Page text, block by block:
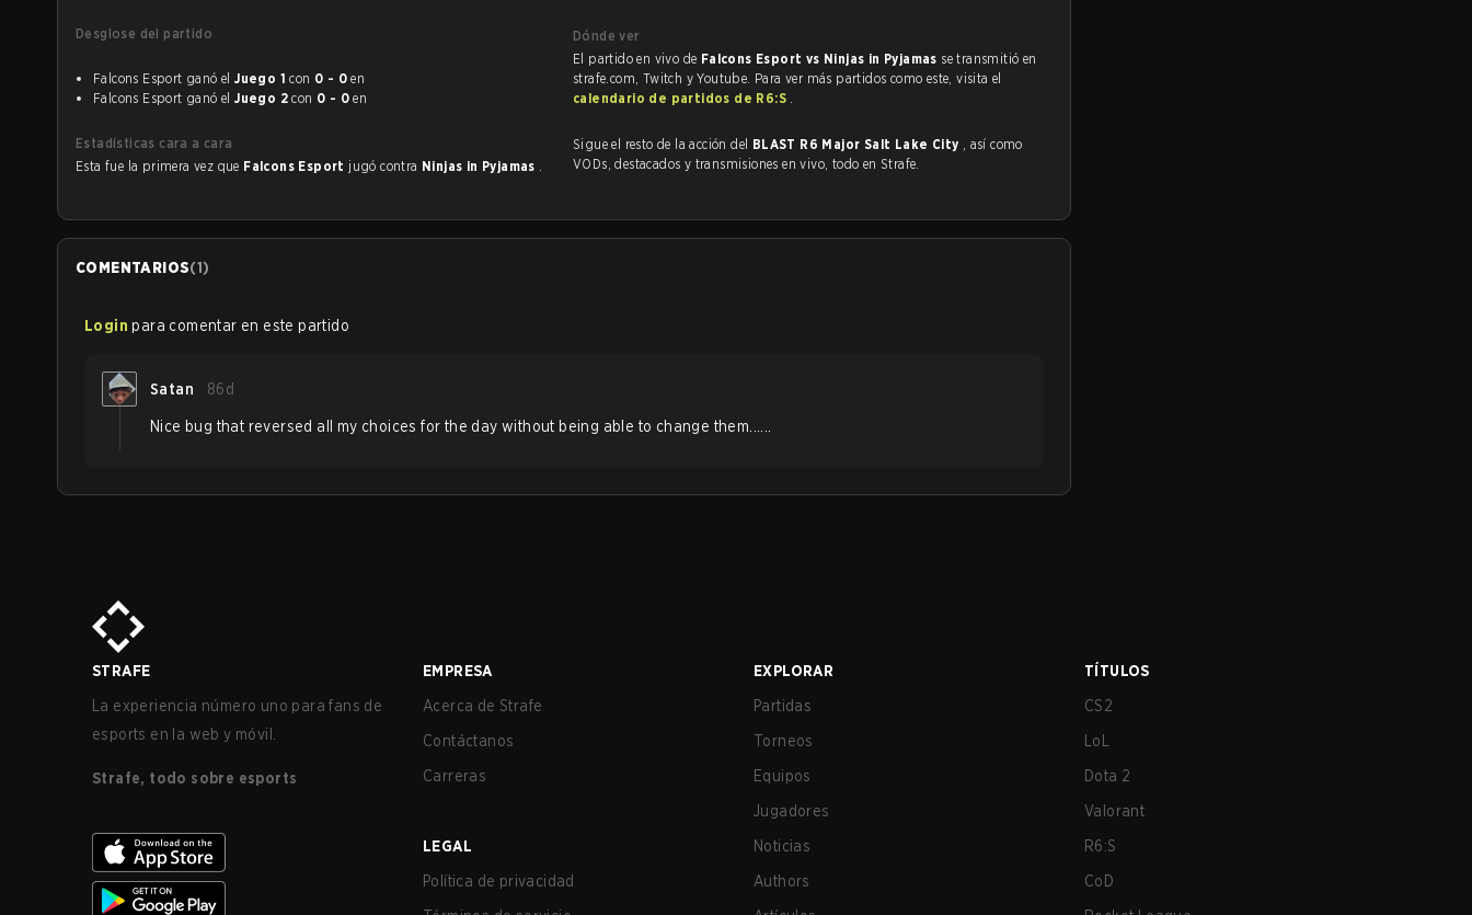
Desglose del partido
Falcons Esport ganó elJuego 1 con 0 - 0 en
Falcons Esport ganó elJuego 2 con 0 - 0 en
Estadísticas cara a cara
Esta fue la primera vez que Falcons Esport jugó contra Ninjas in Pyjamas .
Dónde ver
El partido en vivo de Falcons Esport vs Ninjas in Pyjamas se transmitió en
strafe.com, Twitch y Youtube. Para ver más partidos como este, visita el
calendario de partidos de R6:S .
Sigue el resto de la acción del BLAST R6 Major Salt Lake City , así como
VODs, destacados y transmisiones en vivo, todo en Strafe.
COMENTARIOS(1)
Login para comentar en este partido
Satan 86d
Nice bug that reversed all my choices for the day without being able to change them......
STRAFE
La experiencia número uno para fans de
esports en la web y móvil.
Strafe, todo sobre esports
EMPRESA
Acerca de Strafe
Contáctanos
Carreras
LEGAL
Política de privacidad
EXPLORAR
Partidas
Torneos
Equipos
Jugadores
Noticias
Authors
TÍTULOS
CS2
LoL
Dota 2
Valorant
R6:S
CoD